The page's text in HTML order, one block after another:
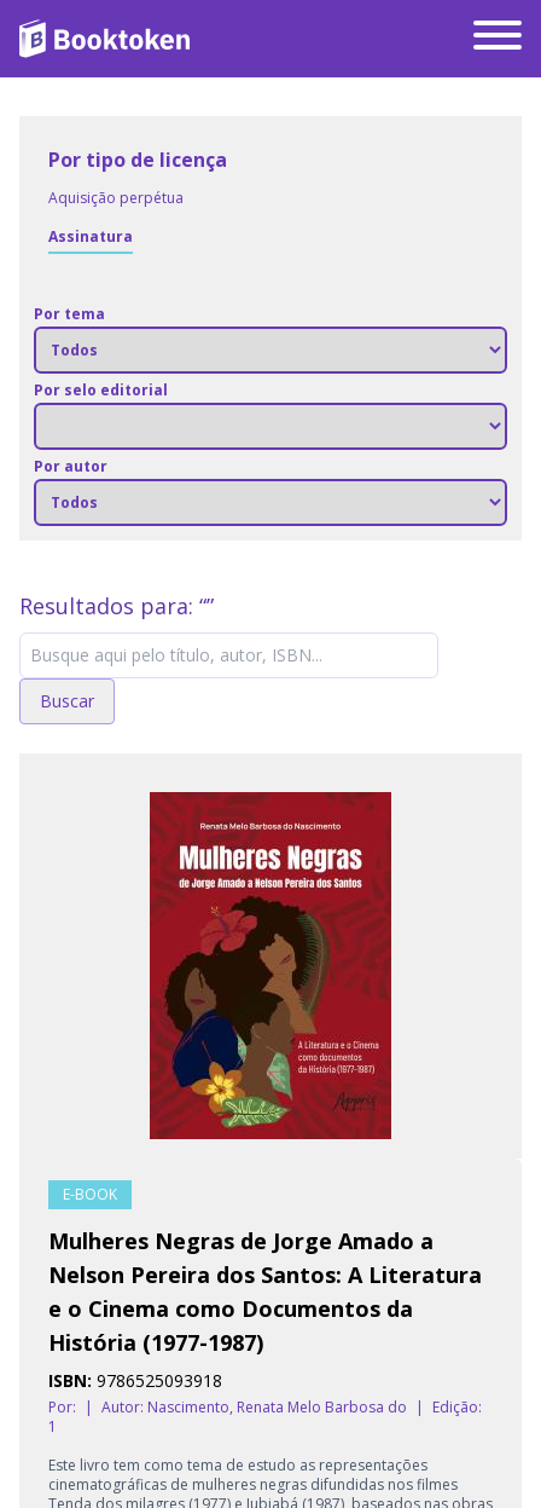
Por tipo de licença
Aquisição perpétua
Assinatura
Por tema
Por selo editorial
Por autor
Resultados para: “”
Buscar
E-BOOK
Mulheres Negras de Jorge Amado a
Nelson Pereira dos Santos: A Literatura
e o Cinema como Documentos da
História (1977-1987)
ISBN: 9786525093918
Por: | Autor: Nascimento, Renata Melo Barbosa do |
Edição:
1
Este livro tem como tema de estudo as representações
cinematográficas de mulheres negras difundidas nos filmes
Tenda dos milagres (1977) e Jubiabá (1987), baseados nas obras